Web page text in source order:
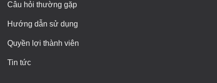
Câu hỏi thường gặp
Hướng dẫn sử dụng
Quyền lợi thành viên
Tin tức